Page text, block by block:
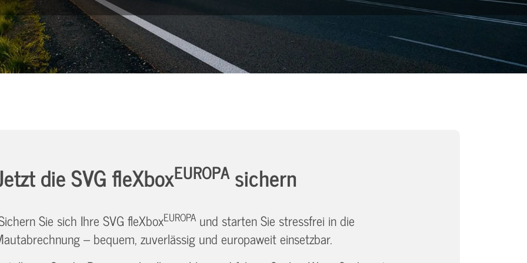
die SVG fleXboxEUROPAsichern
Sie sich Ihre SVG fleXboxEUROPAund starten Sie stressfrei in die
– bequem, zuverlässig und europaweit einsetzbar.